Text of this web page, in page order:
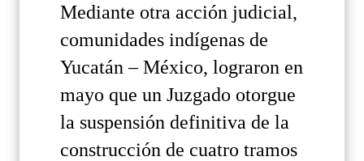
Mediante otra acción judicial,
comunidades indígenas de
Yucatán – México, lograron en
mayo que un Juzgado otorgue
la suspensión definitiva de la
construcción de cuatro tramos